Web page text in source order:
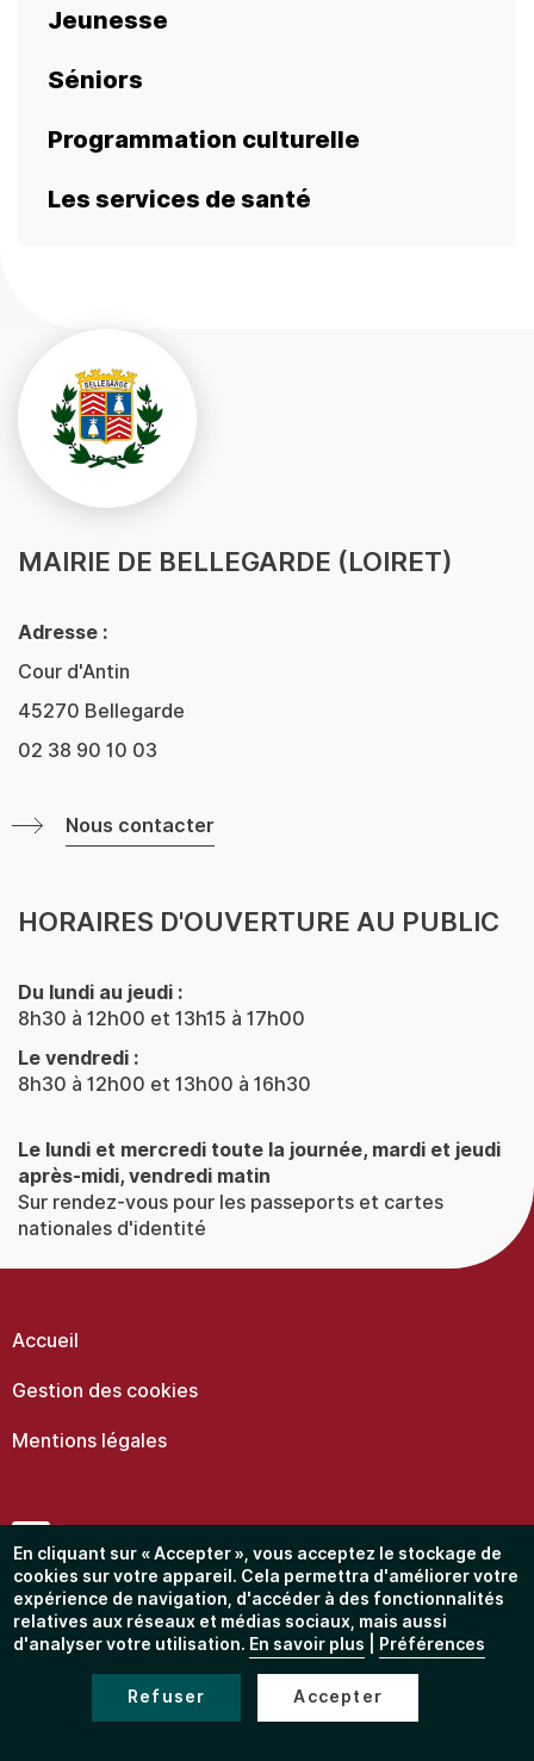
Jeunesse
Séniors
Programmation culturelle
Les services de santé
MAIRIE DE BELLEGARDE (LOIRET)
Adresse :
Cour d'Antin
45270 Bellegarde
02 38 90 10 03
Nous contacter
HORAIRES D'OUVERTURE AU PUBLIC
Du lundi au jeudi :
8h30 à 12h00 et 13h15 à 17h00
Le vendredi :
8h30 à 12h00 et 13h00 à 16h30
Le lundi et mercredi toute la journée, mardi et jeudi
après-midi, vendredi matin
Sur rendez-vous pour les passeports et cartes
nationales d'identité
de
Accueil
Gestion des cookies
Mentions légales
Facebook
Instagram
Restons en contact...
En cliquant sur « Accepter », vous acceptez le stockage de
cookies sur votre appareil. Cela permettra d'améliorer votre
expérience de navigation, d'accéder à des fonctionnalités
relatives aux réseaux et médias sociaux, mais aussi
d'analyser votre utilisation. En savoir plus Préférences
Refuser Accepter